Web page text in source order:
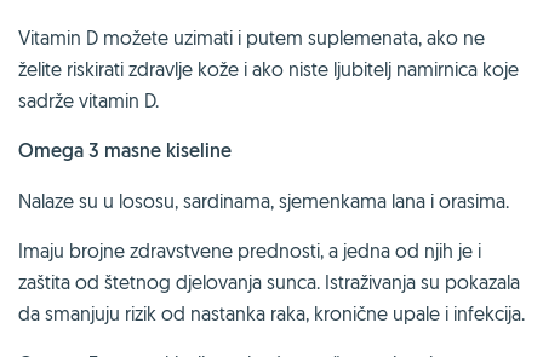
Vitamin D možete uzimati i putem suplemenata, ako ne
želite riskirati zdravlje kože i ako niste ljubitelj namirnica koje
sadrže vitamin D.
Omega 3 masne kiseline
Nalaze su u lososu, sardinama, sjemenkama lana i orasima.
Imaju brojne zdravstvene prednosti, a jedna od njih je i
zaštita od štetnog djelovanja sunca. Istraživanja su pokazala
da smanjuju rizik od nastanka raka, kronične upale i infekcija.